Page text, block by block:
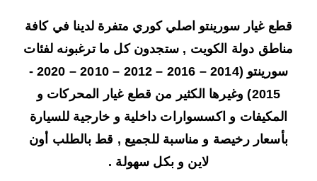
قطع غيار سورينتو اصلي كوري متفرة لدينا في كافة
مناطق دولة الكويت , ستجدون كل ما ترغبونه لفئات
سورينتو (2014 – 2016 – 2012 – 2010 – 2020 -
2015) وغيرها الكثير من قطع غيار المحركات و
المكيفات و اكسسوارات داخلية و خارجية للسيارة
بأسعار رخيصة و مناسبة للجميع , قط بالطلب أون
لاين و بكل سهولة .